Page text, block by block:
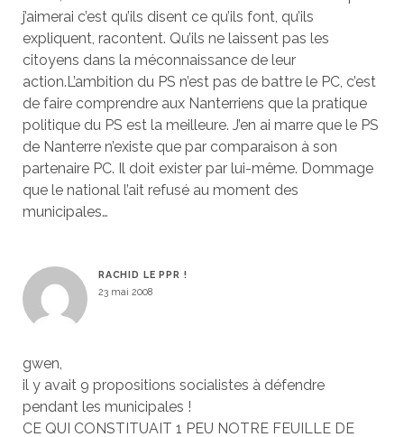
j’aimerai c’est qu’ils disent ce qu’ils font, qu’ils
expliquent, racontent. Qu’ils ne laissent pas les
citoyens dans la méconnaissance de leur
action.L’ambition du PS n’est pas de battre le PC, c’est
de faire comprendre aux Nanterriens que la pratique
politique du PS est la meilleure. J’en ai marre que le PS
de Nanterre n’existe que par comparaison à son
partenaire PC. Il doit exister par lui-même. Dommage
que le national l’ait refusé au moment des
municipales…
RACHID LE PPR !
23 mai 2008
gwen,
il y avait 9 propositions socialistes à défendre
pendant les municipales !
CE QUI CONSTITUAIT 1 PEU NOTRE FEUILLE DE